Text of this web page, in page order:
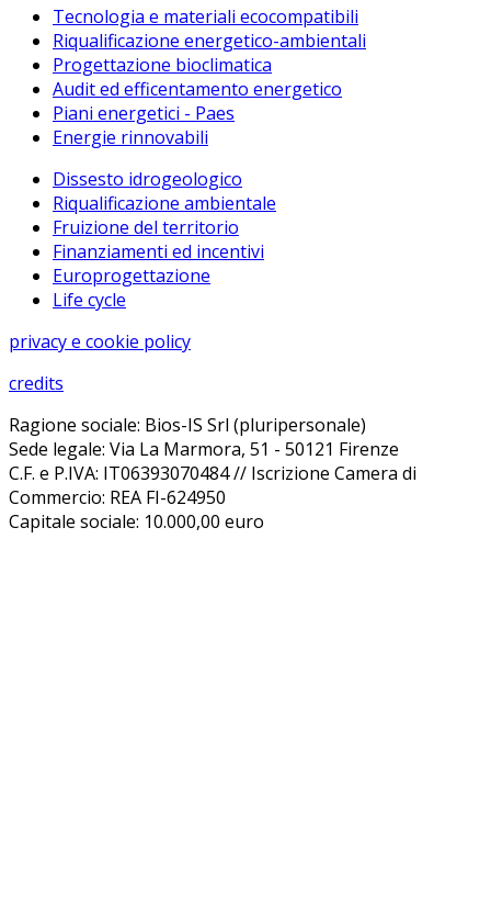
Tecnologia e materiali ecocompatibili
Riqualificazione energetico-ambientali
Progettazione bioclimatica
Audit ed efficentamento energetico
Piani energetici - Paes
Energie rinnovabili
Dissesto idrogeologico
Riqualificazione ambientale
Fruizione del territorio
Finanziamenti ed incentivi
Europrogettazione
Life cycle
privacy e cookie policy
credits
Ragione sociale: Bios-IS Srl (pluripersonale)
Sede legale: Via La Marmora, 51 - 50121 Firenze
C.F. e P.IVA: IT06393070484 // Iscrizione Camera di
Commercio: REA FI-624950
Capitale sociale: 10.000,00 euro